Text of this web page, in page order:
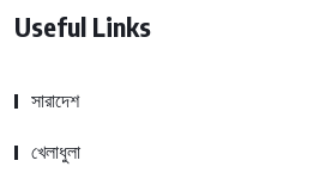
Useful Links
সারাদেশ
খেলাধুলা